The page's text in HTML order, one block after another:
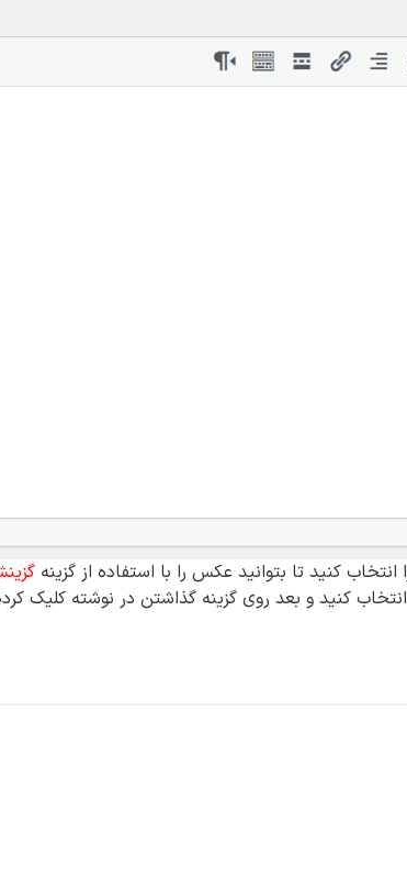
انتخاب کنید تا بتوانید عکس را با استفاده از گزینه
کنید و بعد روی گزینه گذاشتن در نوشته کلیک